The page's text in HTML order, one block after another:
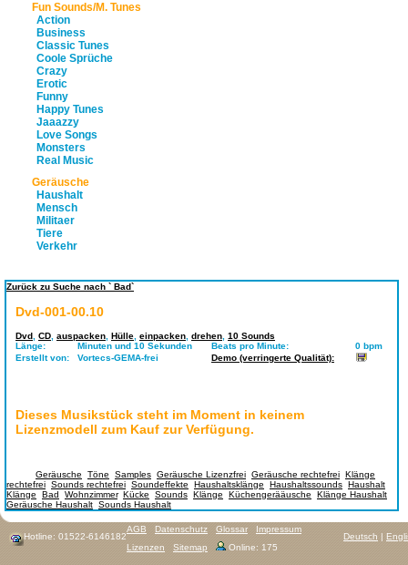
Fun Sounds/M. Tunes
Action
Business
Classic Tunes
Coole Sprüche
Crazy
Erotic
Funny
Happy Tunes
Jaaazzy
Love Songs
Monsters
Real Music
Geräusche
Haushalt
Mensch
Militaer
Tiere
Verkehr
Zurück zu Suche nach ` Bad`
Dvd-001-00.10
Dvd CD auspacken Hülle einpacken drehen 10 Sounds
Länge:
Minuten und 10 Sekunden Beats pro Minute:
0 bpm
Erstellt von:
Vortecs-GEMA-frei Demo (verringerte Qualität):
Dieses Musikstück steht im Moment in keinem
Lizenzmodell zum Kauf zur Verfügung.
Geräusche Töne Samples Geräusche Lizenzfrei Geräusche rechtefrei Klänge
rechtefrei Sounds rechtefrei Soundeffekte Haushaltsklänge Haushaltssounds Haushalt
Klänge
Bad Wohnzimmer, Kücke Sounds Klänge Küchengerääusche Klänge Haushalt
Geräusche Haushalt Sounds Haushalt
Hotline: 01522-6146182 Deutsch |
AGB Datenschutz Glossar
Impressum
Lizenzen
Sitemap Online: 175